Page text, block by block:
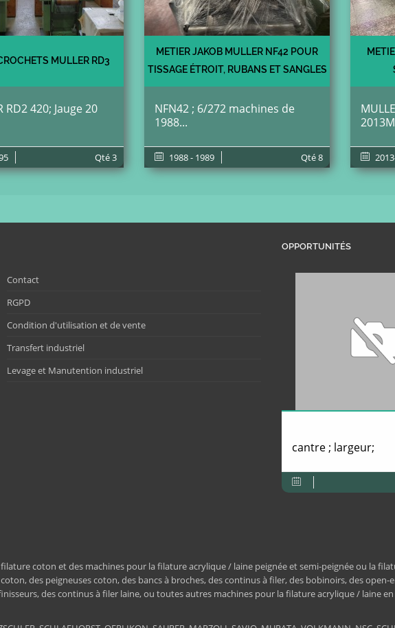
MULLER RD3
RD2 420; Jauge 20
Qté3
METIER JAKOB MULLER NF42 POUR
TISSAGE ÉTROIT, RUBANS ET SANGLES
NFN42 ; 6/272 machines de
1988...
1988 - 1989 Qté8
Contact
RGPD
Condition d'utilisation et de vente
Transfert industriel
Levage et Manutention industriel
OPPORTUNITÉS
cantre ; largeur;
coton et des machines pour la filature acrylique / laine peignée et semi-peignée ou la
des peigneuses coton, des bancs à broches, des continus à filer, des bobinoirs, des
des continus à filer laine, ou toutes autres machines pour la filature acrylique / laine